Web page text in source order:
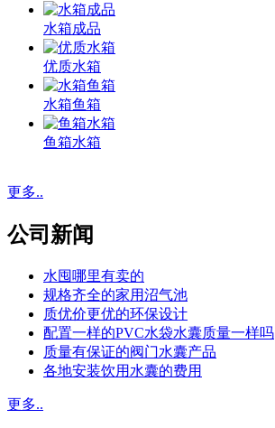
水箱成品
优质水箱
水箱鱼箱
鱼箱水箱
更多..
公司新闻
水囤哪里有卖的
规格齐全的家用沼气池
质优价更优的环保设计
配置一样的PVC水袋水囊质量一样吗
质量有保证的阀门水囊产品
各地安装饮用水囊的费用
更多..